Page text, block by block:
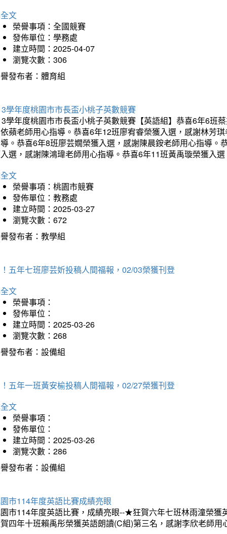
文
榮譽事項：全國競賽
發佈單位：學務處
建立時間：2025-04-07
瀏覽次數：306
發布者：體育組
學年度桃園市市長盃小桃子英數競賽
學年度桃園市市長盃小桃子英數競賽【英語組】恭喜6年6班
蘋老師用心指導。恭喜6年12班廖宥睿榮獲入選，感謝林芳
。恭喜6年8班廖芸嫺榮獲入選，感謝陳晨銨老師用心指導
選，感謝陳鴻瑋老師用心指導。恭喜6年11班黃禹璇榮獲入
文
榮譽事項：桃園市競賽
發佈單位：教務處
建立時間：2025-03-27
瀏覽次數：672
發布者：教學組
五年七班廖芸妡投稿人間福報，02/03榮獲刊登
文
榮譽事項：
發佈單位：
建立時間：2025-03-26
瀏覽次數：268
發布者：設備組
五年一班黃安榆投稿人間福報，02/27榮獲刊登
文
榮譽事項：
發佈單位：
建立時間：2025-03-26
瀏覽次數：286
發布者：設備組
市114年度英語比賽成績亮眼
市114年度英語比賽，成績亮眼--★狂賀六年七班林雨潼榮
四年十班賴禹彤榮獲英語朗讀(C組)第三名，感謝李欣老師